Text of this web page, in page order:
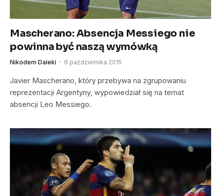
Mascherano: Absencja Messiego nie
powinna być naszą wymówką
Nikodem Daleki 6 października 2015
Javier Mascherano, który przebywa na zgrupowaniu
reprezentacji Argentyny, wypowiedział się na temat
absencji Leo Messiego.